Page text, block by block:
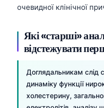
очевидної клінічної
Які «старші»
відстежувати
Доглядальникам слід
динаміку функції
холестерину,